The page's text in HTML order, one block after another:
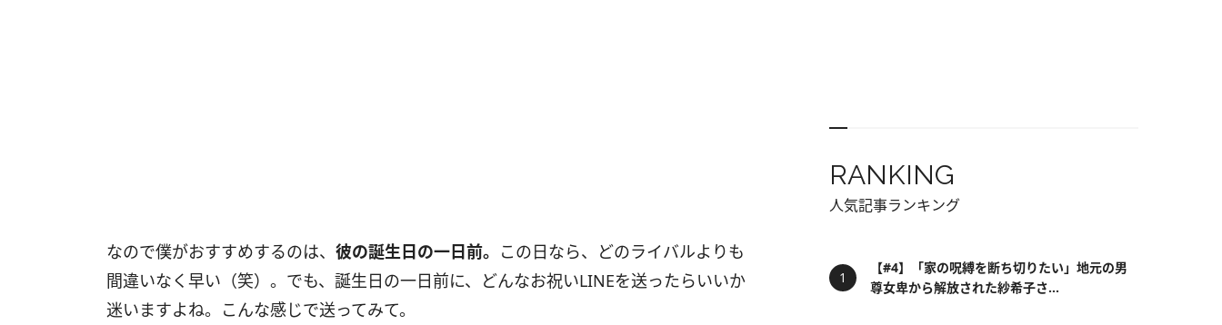
なので僕がおすすめするのは、 彼の誕生日の一日前。 この日なら、どのライバルよりも
間違いなく早い（笑）。でも、誕生日の一日前に、どんなお祝いLINEを送ったらいいか
迷いますよね。こんな感じで送ってみて。
RANKING
人気記事ランキング
【#4】「家の呪縛を断ち切りたい」地元の男
尊女卑から解放された紗希子さ...